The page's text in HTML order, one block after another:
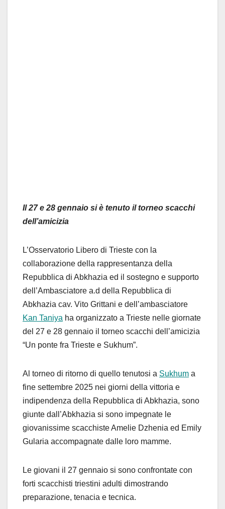
Il 27 e 28 gennaio si è tenuto il torneo scacchi
dell’amicizia
L’Osservatorio Libero di Trieste con la
collaborazione della rappresentanza della
Repubblica di Abkhazia ed il sostegno e supporto
dell’Ambasciatore a.d della Repubblica di
Abkhazia cav. Vito Grittani e dell’ambasciatore
Kan Taniya ha organizzato a Trieste nelle giornate
del 27 e 28 gennaio il torneo scacchi dell’amicizia
“Un ponte fra Trieste e Sukhum”.
Al torneo di ritorno di quello tenutosi a Sukhum a
fine settembre 2025 nei giorni della vittoria e
indipendenza della Repubblica di Abkhazia, sono
giunte dall’Abkhazia si sono impegnate le
giovanissime scacchiste Amelie Dzhenia ed Emily
Gularia accompagnate dalle loro mamme.
Le giovani il 27 gennaio si sono confrontate con
forti scacchisti triestini adulti dimostrando
preparazione, tenacia e tecnica.